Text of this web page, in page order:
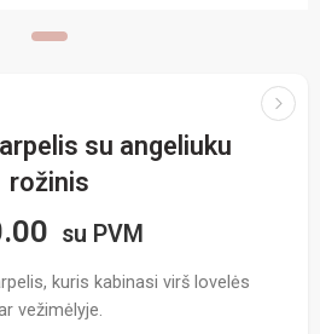
su angeliuku
rožinis
su PVM
kuris kabinasi virš lovelės
vežimėlyje.